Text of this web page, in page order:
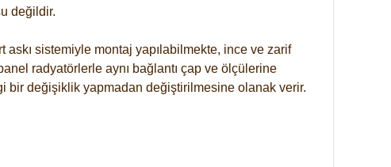
değildir.
sistemiyle montaj yapılabilmekte, ince ve zarif
radyatörlerle aynı bağlantı çap ve ölçülerine
bir değişiklik yapmadan değiştirilmesine olanak verir.